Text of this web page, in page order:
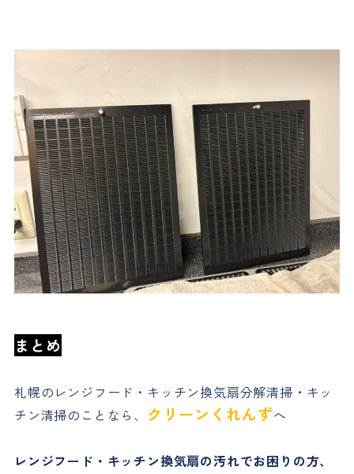
まとめ
札幌のレンジフード・キッチン換気扇分解清掃・キッ
チン清掃のことなら、 クリーンくれんずへ
レンジフード・キッチン換気扇の汚れでお困りの方、